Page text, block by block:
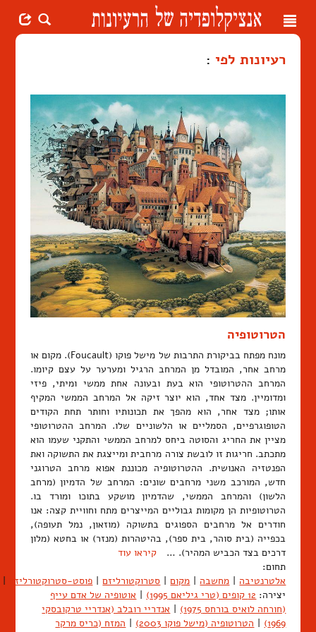
Toggle
רעיונות לפי :
הטרוטופיה
מונח מפתח בביקורת התרבות של מישל פוקו (Foucault). מקום או
מרחב אחר, המובדל מן המרחב הרגיל ומערער על עצם קיומו.
המרחב ההטרוטופי הוא בעת ובעונה אחת ממשי ומיתי, פיזי
ומדומיין. מצד אחד, הוא יוצר זיקה אל המרחב הממשי המקיף
אותו; מצד אחר, הוא מהפך את תכונותיו וחותר תחת הקודים
הטופוגרפיים, הסמליים או הלשוניים שלו. המרחב ההטרוטופי
מציין את החריג והסוטה ביחס למרחב הממשי והתקני שעמו הוא
מתכתב. חריגות זו לובשת צורה מרחבית ומייצגת את התשוקה ואת
הפנטזיה האנושית. ההטרוטופיה מכוננת אפוא מרחב הטרוגני
חדש, המורכב משני מרחבים שונים: המרחב של הדמיון (מרחב
הלשון) והמרחב הממשי, שהדמיון מושקע בתוכו ומורד בו.
הטרוטופיות הן מקומות גבוליים המייצרים מתח וחוויית קצה: אנו
חודרים אל מרחבים הספוגים בתשוקה (מוזאון, נמל תעופה),
בכפייה (בית סוהר, בית ספר), בהיטהרות (מנזר) או בחטא (מלון
דרכים בצד הכביש המהיר). … קיראו עוד
תחום:
אלטרנטיבה | מחשבה | מקום | סטרוקטורליזם | פוסט-סטרוקטורליזם
|
יצירה: 12 קופים (טרי גיליאם 1995) | אוטופיה של אדם עייף
(חורחה לואיס בורחס 1975)
| אנדריי רובלב (אנדריי טרקובסקי
1969)
| הטרוטופיה (מישל פוקו 2003) | המזח (כריס מרקר